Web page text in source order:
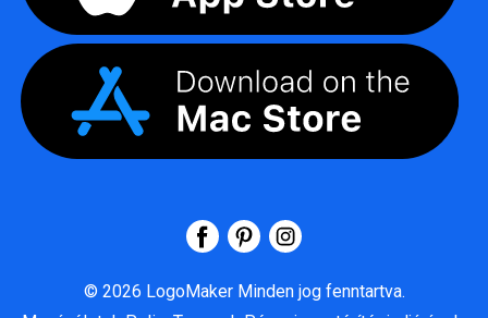
© 2026 LogoMaker Minden jog fenntartva.